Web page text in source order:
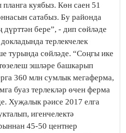
куябыз. Көн саен 51
сатабыз. Бу районда
дүрттән бере”, - дип сөйләде
терлекчелек
турында сөйләде. “Соңгы ике
эшләре башкарып
360 млн сумлык мегаферма,
буаз терлекләр өчен ферма
Хуҗалык рәисе 2017 елга
игенчелектә
45-50 центнер